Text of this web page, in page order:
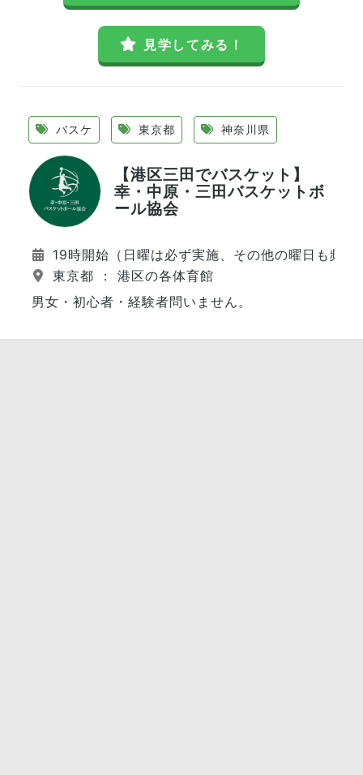
見学してみる！
バスケ 東京都 神奈川県
【港区三田でバスケット】
幸・中原・三田バスケットボ
ール協会
19時開始（日曜は必ず実施、その他の曜日も頻繁
東京都 ： 港区の各体育館
男女・初心者・経験者問いません。